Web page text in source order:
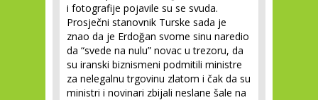
i fotografije pojavile su se svuda.
Prosječni stanovnik Turske sada je
znao da je Erdoğan svome sinu naredio
da “svede na nulu” novac u trezoru, da
su iranski biznismeni podmitili ministre
za nelegalnu trgovinu zlatom i čak da su
ministri i novinari zbijali neslane šale na